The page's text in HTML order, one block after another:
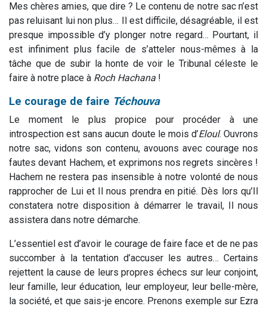
Mes chères amies, que dire ? Le contenu de notre sac n’est
pas reluisant lui non plus… Il est difficile, désagréable, il est
presque impossible d’y plonger notre regard… Pourtant, il
est infiniment plus facile de s’atteler nous-mêmes à la
tâche que de subir la honte de voir le Tribunal céleste le
faire à notre place à Roch Hachana !
Le courage de faire Téchouva
Le moment le plus propice pour procéder à une
introspection est sans aucun doute le mois d’Eloul. Ouvrons
notre sac, vidons son contenu, avouons avec courage nos
fautes devant Hachem, et exprimons nos regrets sincères !
Hachem ne restera pas insensible à notre volonté de nous
rapprocher de Lui et Il nous prendra en pitié. Dès lors qu’Il
constatera notre disposition à démarrer le travail, Il nous
assistera dans notre démarche.
L’essentiel est d’avoir le courage de faire face et de ne pas
succomber à la tentation d’accuser les autres… Certains
rejettent la cause de leurs propres échecs sur leur conjoint,
leur famille, leur éducation, leur employeur, leur belle-mère,
la société, et que sais-je encore. Prenons exemple sur Ezra